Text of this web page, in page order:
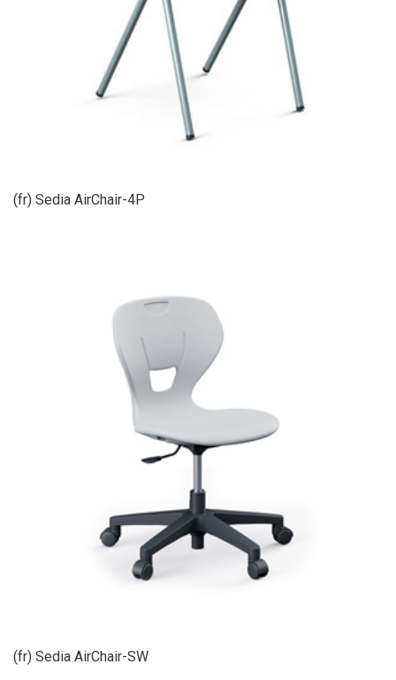
(fr) Sedia AirChair-4P
(fr) Sedia AirChair-SW